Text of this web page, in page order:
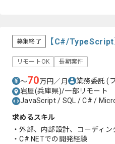
募集終了 【C#/
リモートOK 長期案件
〜70万円／月 業務委託(
岩屋(兵庫県)/一部リモート
JavaScript / SQL / C# /
求めるスキル
・外部、内部設計、コーディ
・C#.NETでの開発経験